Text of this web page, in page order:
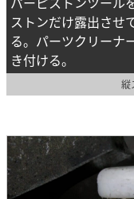
ストンだけ露出させ
る。パーツクリーナ
き付ける。
縦